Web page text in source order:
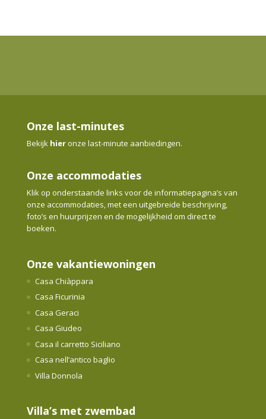
Onze last-minutes
Bekijk hieronze last-minute aanbiedingen.
Onze accommodaties
Klik op onderstaande links voor de informatiepagina’s van
onze accommodaties, met een uitgebreide beschrijving,
foto’s en huurprijzen en de mogelijkheid om direct te
boeken.
Onze vakantiewoningen
Casa Chiàppara
Casa Ficurinia
Casa Geraci
Casa Giudeo
Casa il carretto Siciliano
Casa nell’antico baglio
Villa Donnola
Villa’s met zwembad